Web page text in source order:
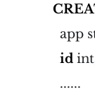
app
id
......